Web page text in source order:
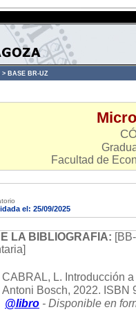
> BASE BR-UZ
Facultad de
el: 25/09/2025
LA BIBLIOGRAFIA:
CABRAL, L. Introducción
Antoni Bosch, 2022. ISBN
@libro - Disponible en